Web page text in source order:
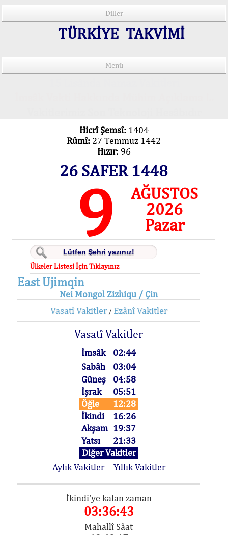
Diller
TÜRKİYE TAKVİMİ
Menü
Hicrî Şemsî: 1404
Rûmî: 27 Temmuz 1442
Hızır: 96
26 SAFER 1448
9
AĞUSTOS
2026
Pazar
Ülkeler Listesi İçin Tıklayınız
East Ujimqin
Nei Mongol Zizhiqu / Çin
Vasatî Vakitler/ Ezânî Vakitler
Vasatî Vakitler
İmsâk
02:44
Sabâh
03:04
Güneş
04:58
İşrak
05:51
Öğle
12:28
İkindi
16:26
Akşam 19:37
Yatsı
21:33
Diğer Vakitler
Aylık Vakitler
Yıllık Vakitler
İkindi'ye kalan zaman
03:36:43
Mahallî Sâat